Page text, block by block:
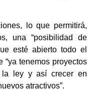
lo que permitirá,
una “posibilidad de
esté abierto todo el
“ya tenemos proyectos
la ley y así crecer en
atractivos”.